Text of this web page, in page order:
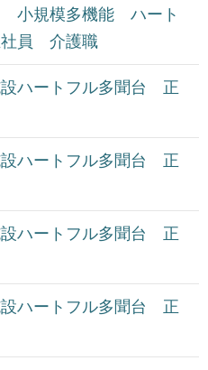
小規模多機能 ハート
社員 介護職
設ハートフル多聞台 正
設ハートフル多聞台 正
設ハートフル多聞台 正
設ハートフル多聞台 正